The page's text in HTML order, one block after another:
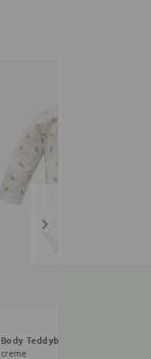
Body Teddybär
creme